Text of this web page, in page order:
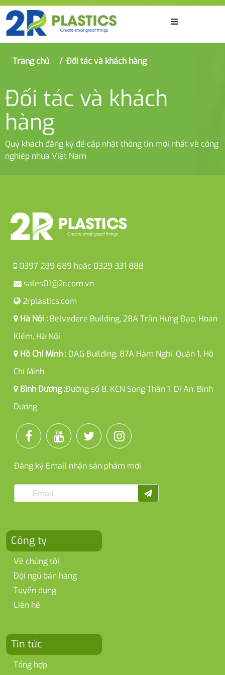
Trang chủ Đối tác và khách hàng
Đối tác và khách
hàng
Quý khách đăng ký để cập nhật thông tin mới nhất về công
nghiệp nhựa Việt Nam
0397 289 689 hoặc 0329 331 888
sales01@2r.com.vn
2rplastics.com
Hà Nội : Belvedere Building, 28A Trần Hưng Đạo, Hoàn
Kiếm, Hà Nội
Hồ Chí Minh : DAG Building, 87A Hàm Nghi, Quận 1, Hồ
Chí Minh
Bình Dương :Đường số 8, KCN Sóng Thần 1, Dĩ An, Bình
Dương
Đăng ký Email nhận sản phẩm mới
Công ty
Về chúng tôi
Đội ngũ bán hàng
Tuyển dụng
Liên hệ
Tin tức
Tổng hợp